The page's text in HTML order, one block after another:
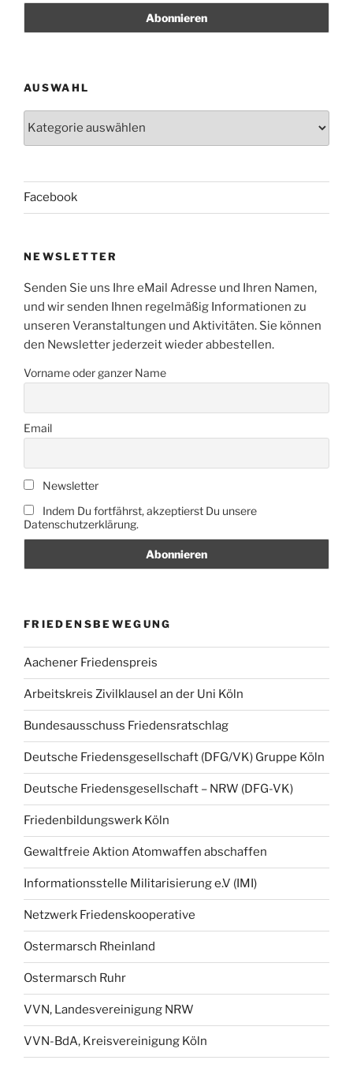
AUSWAHL
Facebook
NEWSLETTER
Senden Sie uns Ihre eMail Adresse und Ihren Namen,
und wir senden Ihnen regelmäßig Informationen zu
unseren Veranstaltungen und Aktivitäten. Sie können
den Newsletter jederzeit wieder abbestellen.
Vorname oder ganzer Name
Email
Newsletter
Indem Du fortfährst, akzeptierst Du unsere
Datenschutzerklärung.
FRIEDENSBEWEGUNG
Aachener Friedenspreis
Arbeitskreis Zivilklausel an der Uni Köln
Bundesausschuss Friedensratschlag
Deutsche Friedensgesellschaft (DFG/VK) Gruppe Köln
Deutsche Friedensgesellschaft – NRW (DFG-VK)
Friedenbildungswerk Köln
Gewaltfreie Aktion Atomwaffen abschaffen
Informationsstelle Militarisierung e.V (IMI)
Netzwerk Friedenskooperative
Ostermarsch Rheinland
Ostermarsch Ruhr
VVN, Landesvereinigung NRW
VVN-BdA, Kreisvereinigung Köln